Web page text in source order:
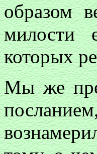
образом
милости
которых
Мы же